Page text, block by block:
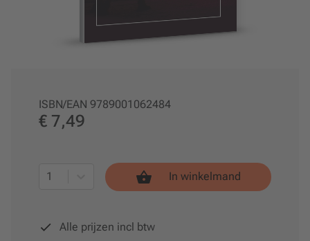
ISBN/EAN 9789001062484
€ 7,49
1 In winkelmand
Alle prijzen incl btw